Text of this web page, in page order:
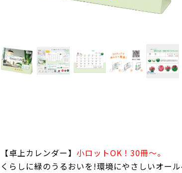
【卓上カレンダー】 小ロットOK！30冊～。
くらしに緑のうるおいを!環境にやさしいオー